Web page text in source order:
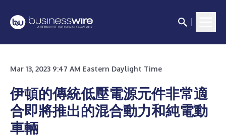
Mar 13, 2023 9:47 AM Eastern Daylight Time
伊頓的傳統低壓電源元件非常適
合即將推出的混合動力和純電動
車輛